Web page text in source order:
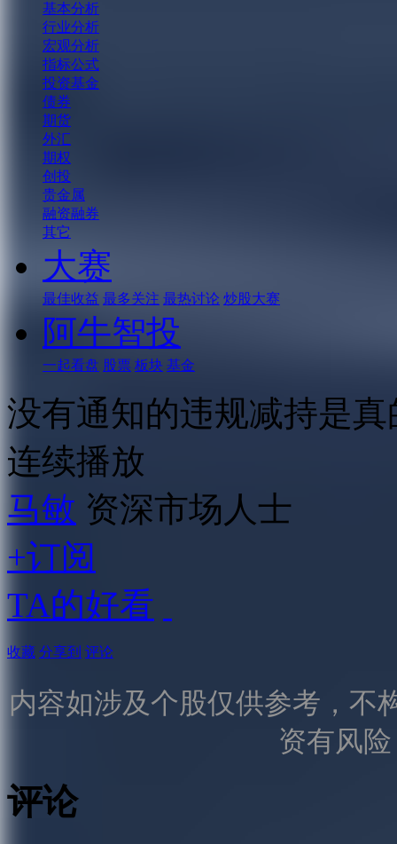
基本分析
行业分析
宏观分析
指标公式
投资基金
债券
期货
外汇
期权
创投
贵金属
融资融券
其它
大赛
最佳收益 最多关注 最热讨论 炒股大赛
阿牛智投
一起看盘 股票 板块 基金
没有通知的违规减持是
连续播放
马敏 资深市场人士
+订阅
TA的好看
收藏 分享到 评论
内容如涉及个股仅供参考，不
资有风
评论